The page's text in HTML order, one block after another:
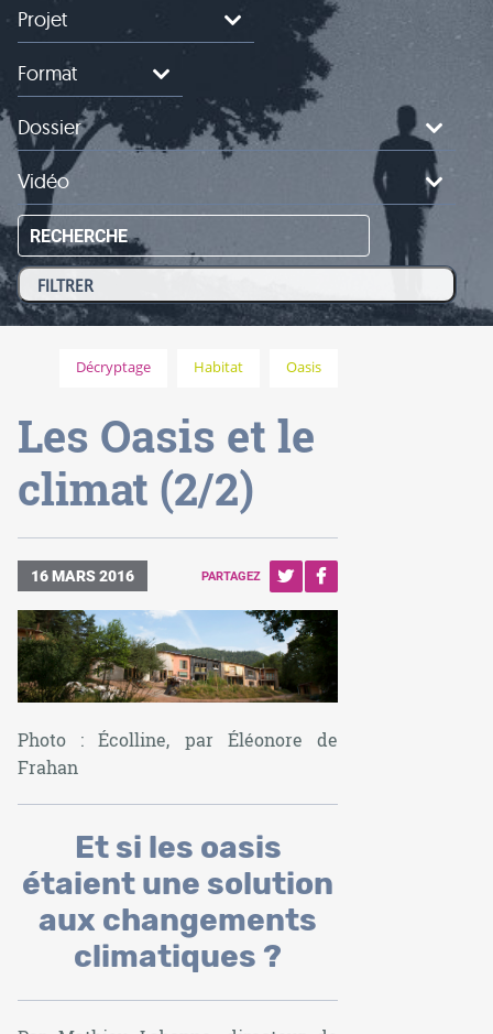
Projet
Format
Dossier
Vidéo
RECHERCHE
Décryptage Habitat Oasis
Les Oasis et le
climat (2/2)
16 MARS 2016 PARTAGEZ
Photo : Écolline, par Éléonore de
Frahan
Et si les oasis
étaient une solution
aux changements
climatiques ?